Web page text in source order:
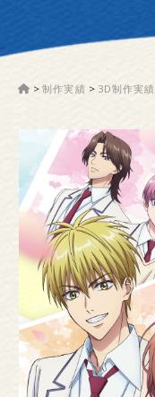
>制作実績 > 3D制作実績